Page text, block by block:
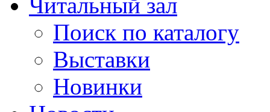
Поиск по каталогу
Выставки
Новинки